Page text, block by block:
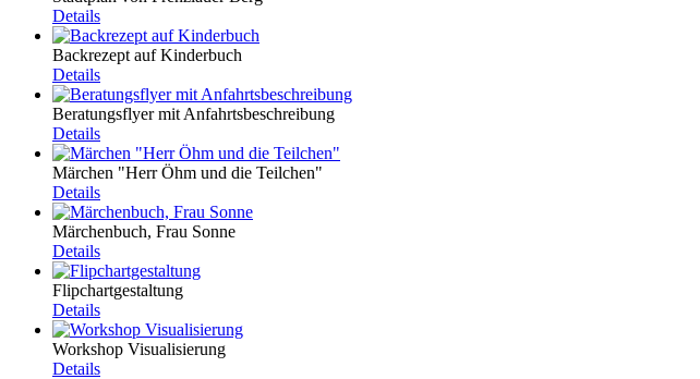
Details
Backrezept auf Kinderbuch
Details
Beratungsflyer mit Anfahrtsbeschreibung
Details
Märchen "Herr Öhm und die Teilchen"
Details
Märchenbuch, Frau Sonne
Details
Flipchartgestaltung
Details
Workshop Visualisierung
Details